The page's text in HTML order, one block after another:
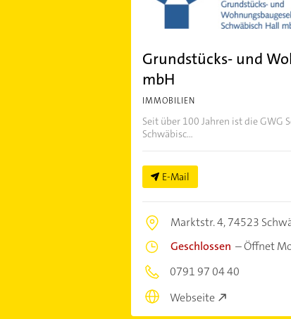
Grundstücks- und
mbH
IMMOBILIEN
Seit über 100 Jahren ist die
Schwäbisc...
E-Mail
Marktstr. 4,74523
Geschlossen –Öffnet
0791 97 04 40
Webseite